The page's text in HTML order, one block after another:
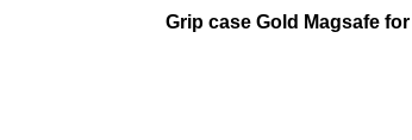
Grip case Gold Magsafe